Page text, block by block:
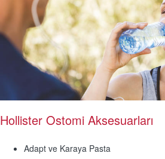
Hollister Ostomi Aksesuarları
Adapt ve Karaya Pasta